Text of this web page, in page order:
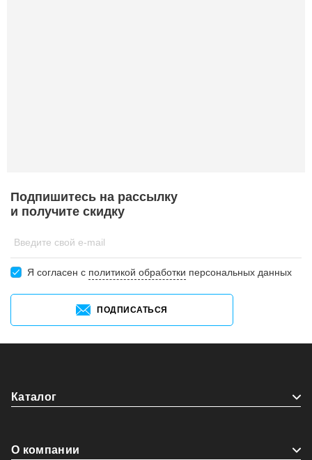
Подпишитесь на рассылку
и получите скидку
Введите свой e-mail
Я согласен c политикой обработки персональных данных
ПОДПИСАТЬСЯ
Каталог
О компании